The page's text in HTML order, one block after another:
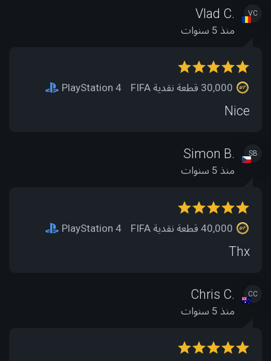
VC
Vlad C.
منذ 5 سنوات
PlayStation 4
Nice
SB
Simon B.
منذ 5 سنوات
PlayStation 4
Thx
CC
Chris C.
منذ 5 سنوات